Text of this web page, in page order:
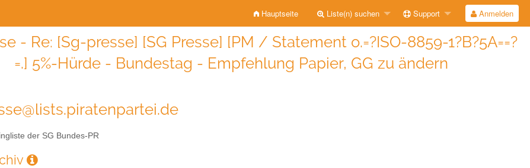
Hauptseite Liste(n) suchen Support Anmelden
- Re: [Sg-presse] [SG Presse] [PM / Statement o.=?ISO-8859-1?B?5A==?
=.] 5%-Hürde - Bundestag - Empfehlung Papier, GG zu ändern
der SG Bundes-PR